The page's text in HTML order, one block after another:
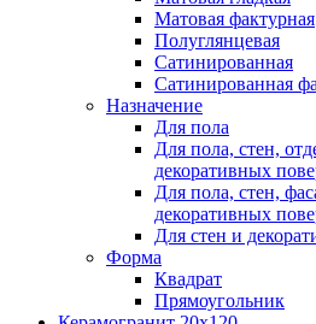
Матовая фактурная
Полуглянцевая
Сатинированная
Сатинированная
Назначение
Для пола
Для пола, стен,
декоративных
Для пола, стен,
декоративных
Для стен и
Форма
Квадрат
Прямоугольник